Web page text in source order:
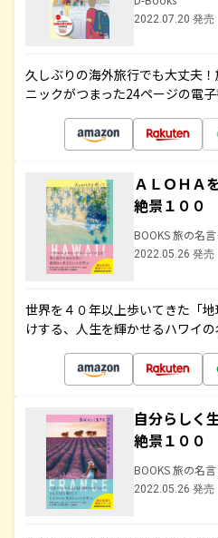
2022.07.20 発売
久しぶりの海外旅行でも大丈夫
ニックがつまった24ページの電
ＡＬＯＨＡ
絶景１００
BOOKS 旅の名
2022.05.26 発売
世界を４０年以上歩いてきた「
けする、人生を輝かせるハワイ
自分らしく
絶景１００
BOOKS 旅の名
2022.05.26 発売